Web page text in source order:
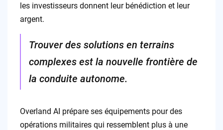
les investisseurs donnent leur bénédiction et leur
argent.
Trouver des solutions en terrains
complexes est la nouvelle frontière de
la conduite autonome.
Overland AI prépare ses équipements pour des
opérations militaires qui ressemblent plus à une